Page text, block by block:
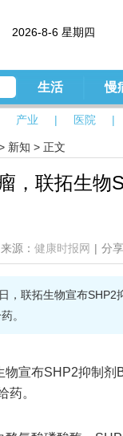
2026-8-6 星期四
产业 | 医院 |
生活 慢
新知 > 正文
，联拓生物
来源： 健康时报网 | 分享
，联拓生物宣布SHP2
。
物宣布SHP2抑制
药。